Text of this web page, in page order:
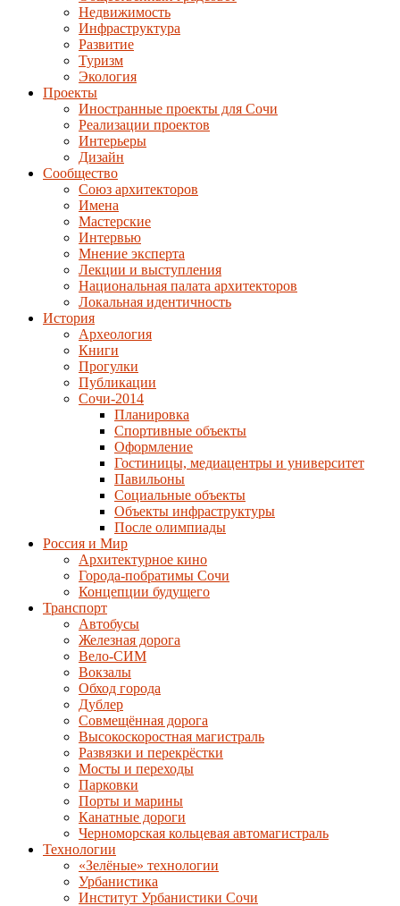
Недвижимость
Инфраструктура
Развитие
Туризм
Экология
Проекты
Иностранные проекты для Сочи
Реализации проектов
Интерьеры
Дизайн
Сообщество
Союз архитекторов
Имена
Мастерские
Интервью
Мнение эксперта
Лекции и выступления
Национальная палата архитекторов
Локальная идентичность
История
Археология
Книги
Прогулки
Публикации
Сочи-2014
Планировка
Спортивные объекты
Оформление
Гостиницы, медиацентры и университет
Павильоны
Социальные объекты
Объекты инфраструктуры
После олимпиады
Россия и Мир
Архитектурное кино
Города-побратимы Сочи
Концепции будущего
Транспорт
Автобусы
Железная дорога
Вело-СИМ
Вокзалы
Обход города
Дублер
Совмещённая дорога
Высокоскоростная магистраль
Развязки и перекрёстки
Мосты и переходы
Парковки
Порты и марины
Канатные дороги
Черноморская кольцевая автомагистраль
Технологии
«Зелёные» технологии
Урбанистика
Институт Урбанистики Сочи